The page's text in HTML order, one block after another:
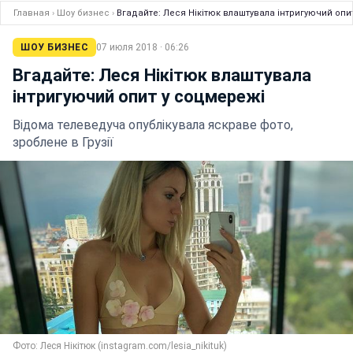
Главная › Шоу бизнес › Вгадайте: Леся Нікітюк влаштувала інтригуючий
ШОУ БИЗНЕС 07 июля 2018 · 06:26
Вгадайте: Леся Нікітюк влаштувала
інтригуючий опит у соцмережі
Відома телеведуча опублікувала яскраве фото,
зроблене в Грузії
Фото: Леся Нікітюк (instagram.com/lesia_nikituk)